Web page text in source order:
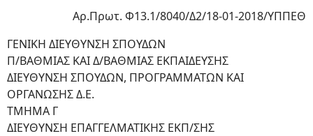
Αρ.Πρωτ. Φ13.1/8040/Δ2/18-01-2018/ΥΠΠΕΘ
ΓΕΝΙΚΗ ΔΙΕΥΘΥΝΣΗ ΣΠΟΥΔΩΝ
Π/ΒΑΘΜΙΑΣ ΚΑΙ Δ/ΒΑΘΜΙΑΣ ΕΚΠΑΙΔΕΥΣΗΣ
ΔΙΕΥΘΥΝΣΗ ΣΠΟΥΔΩΝ, ΠΡΟΓΡΑΜΜΑΤΩΝ ΚΑΙ
ΟΡΓΑΝΩΣΗΣ Δ.Ε.
ΤΜΗΜΑ Γ
ΔΙΕΥΘΥΝΣΗ ΕΠΑΓΓΕΛΜΑΤΙΚΗΣ ΕΚΠ/ΣΗΣ